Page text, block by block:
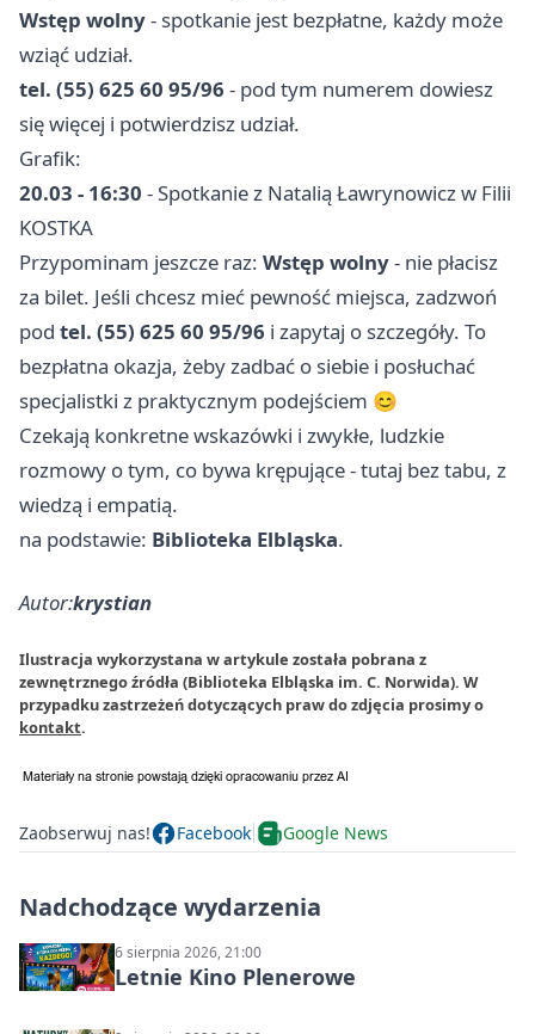
Wstęp wolny- spotkanie jest bezpłatne, każdy może
wziąć udział.
tel. (55) 625 60 95/96 - pod tym numerem dowiesz
się więcej i potwierdzisz udział.
Grafik:
20.03 - 16:30 - Spotkanie z Natalią Ławrynowicz w Filii
KOSTKA
Przypominam jeszcze raz: Wstęp wolny- nie płacisz
za bilet. Jeśli chcesz mieć pewność miejsca, zadzwoń
pod tel. (55) 625 60 95/96 i zapytaj o szczegóły. To
bezpłatna okazja, żeby zadbać o siebie i posłuchać
specjalistki z praktycznym podejściem 😊
Czekają konkretne wskazówki i zwykłe, ludzkie
rozmowy o tym, co bywa krępujące - tutaj bez tabu, z
wiedzą i empatią.
na podstawie: Biblioteka Elbląska.
Autor:krystian
Ilustracja wykorzystana w artykule została pobrana z
zewnętrznego źródła (Biblioteka Elbląska im. C. Norwida). W
przypadku zastrzeżeń dotyczących praw do zdjęcia prosimy o
kontakt.
Zaobserwuj nas! Facebook Google News
Nadchodzące wydarzenia
6 sierpnia 2026, 21:00
Letnie Kino Plenerowe